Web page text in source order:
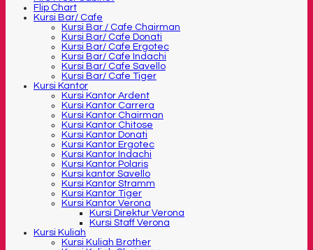
Flip Chart
Kursi Bar/ Cafe
Kursi Bar / Cafe Chairman
Kursi Bar/ Cafe Donati
Kursi Bar/ Cafe Ergotec
Kursi Bar/ Cafe Indachi
Kursi Bar/ Cafe Savello
Kursi Bar/ Cafe Tiger
Kursi Kantor
Kursi Kantor Ardent
Kursi Kantor Carrera
Kursi Kantor Chairman
Kursi Kantor Chitose
Kursi Kantor Donati
Kursi Kantor Ergotec
Kursi Kantor Indachi
Kursi Kantor Polaris
Kursi kantor Savello
Kursi Kantor Stramm
Kursi Kantor Tiger
Kursi Kantor Verona
Kursi Direktur Verona
Kursi Staff Verona
Kursi Kuliah
Kursi Kuliah Brother